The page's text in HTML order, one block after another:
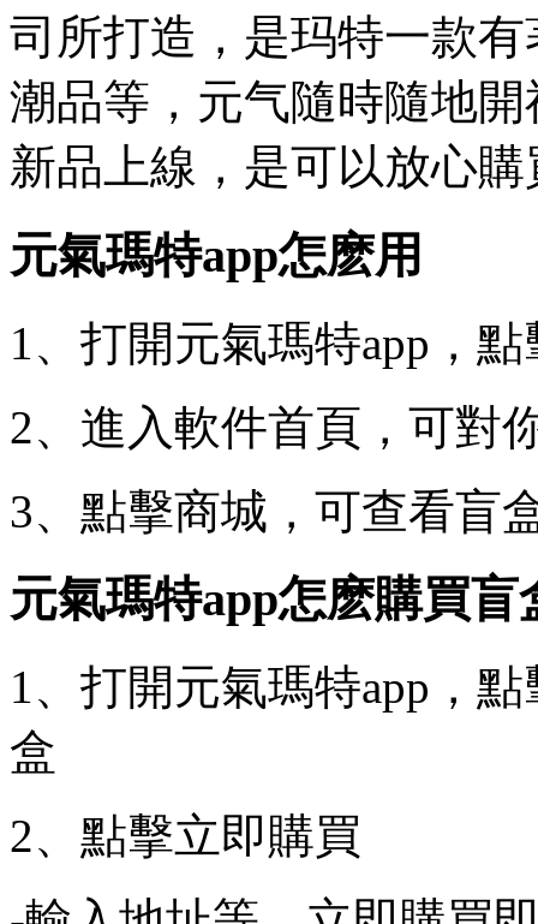
司所打造，是玛特一款
潮品等，元气隨時隨地
新品上線，是可以放心購
元氣瑪特app怎麽用
1、打開元氣瑪特app，
2、進入軟件首頁，可對
3、點擊商城，可查看盲
元氣瑪特app怎麽購買盲
1、打開元氣瑪特app，
盒
2、點擊立即購買